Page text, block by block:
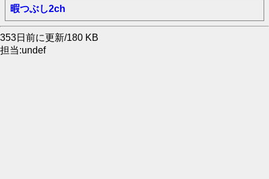
暇つぶし2ch
353日前に更新/180 KB
担当:undef